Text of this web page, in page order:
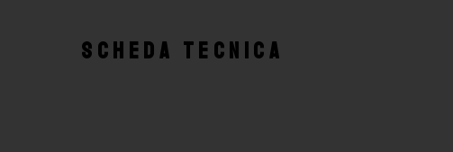
SCHEDA TECNICA